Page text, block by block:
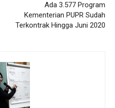
Ada 3.577 Program
Kementerian PUPR Sudah
Terkontrak Hingga Juni 2020